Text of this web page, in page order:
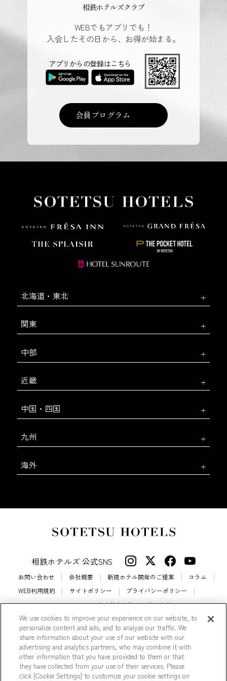
相鉄ホテルズクラブ
WEBでもアプリでも！
入会したその日から、お得が始まる。
会員プログラム
アプリからの登録はこちら
北海道・東北
関東
中部
近畿
中国・四国
九州
海外
相鉄ホテルズ 公式SNS
お問い合わせ 会社概要 新規ホテル開発のご提案
コラム
WEB利用規約
サイトポリシー
プライバシーポリシー
カスタマーハラスメントに対する基本方針
法人契約
宿泊約款
会員規約
サイトマップ
相鉄ホテルズ パートナーホテル加盟募集のご案内
採用情報
Cookie Settings
We use cookies to improve your experience on our website, to
personalize content and ads, and to analyze our traffic. We
share information about your use of our website with our
advertising and analytics partners, who may combine it with
other information that you have provided to them or that
they have collected from your use of their services. Please
click [Cookie Settings] to customize your cookie settings on